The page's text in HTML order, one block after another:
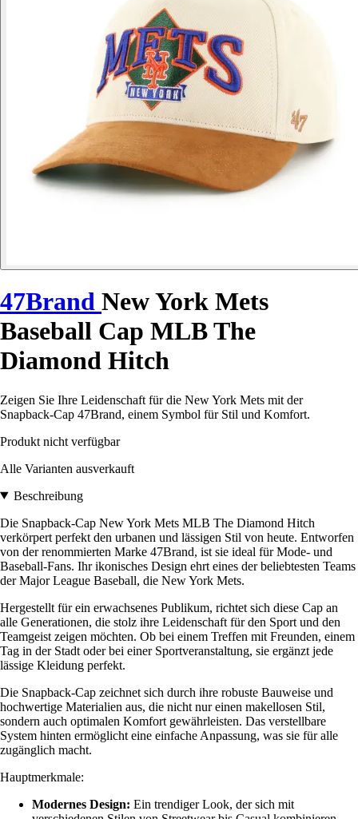
47Brand New York Mets
Baseball Cap MLB The
Diamond Hitch
Zeigen Sie Ihre Leidenschaft für die New York Mets mit der
Snapback-Cap 47Brand, einem Symbol für Stil und Komfort.
Produkt nicht verfügbar
Alle Varianten ausverkauft
Beschreibung
Die Snapback-Cap New York Mets MLB The Diamond Hitch
verkörpert perfekt den urbanen und lässigen Stil von heute. Entworfen
von der renommierten Marke 47Brand, ist sie ideal für Mode- und
Baseball-Fans. Ihr ikonisches Design ehrt eines der beliebtesten Teams
der Major League Baseball, die New York Mets.
Hergestellt für ein erwachsenes Publikum, richtet sich diese Cap an
alle Generationen, die stolz ihre Leidenschaft für den Sport und den
Teamgeist zeigen möchten. Ob bei einem Treffen mit Freunden, einem
Tag in der Stadt oder bei einer Sportveranstaltung, sie ergänzt jede
lässige Kleidung perfekt.
Die Snapback-Cap zeichnet sich durch ihre robuste Bauweise und
hochwertige Materialien aus, die nicht nur einen makellosen Stil,
sondern auch optimalen Komfort gewährleisten. Das verstellbare
System hinten ermöglicht eine einfache Anpassung, was sie für alle
zugänglich macht.
Hauptmerkmale:
Modernes Design: Ein trendiger Look, der sich mit